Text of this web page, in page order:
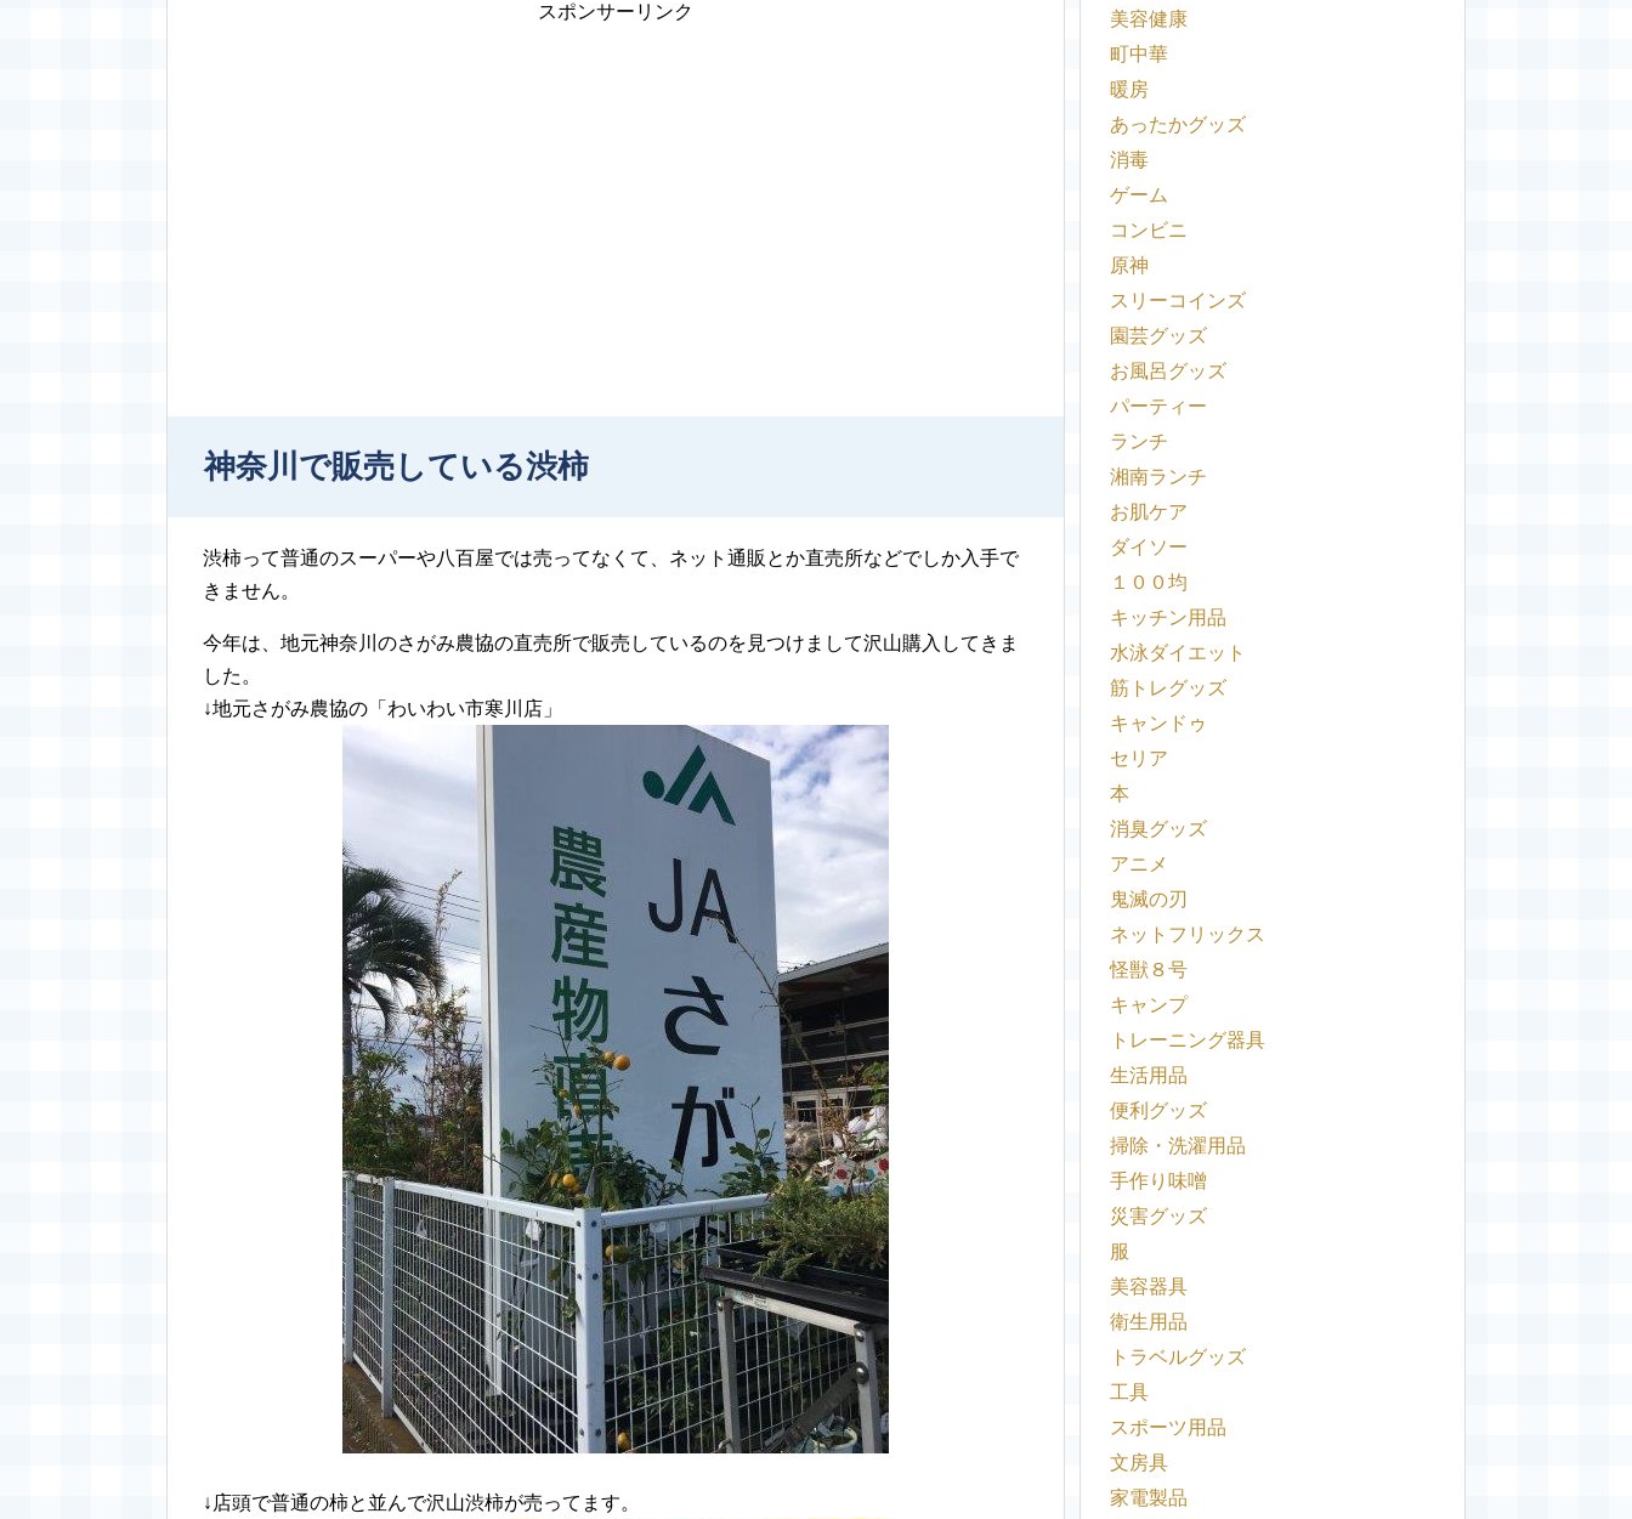
スポンサーリンク
神奈川で販売している渋柿
渋柿って普通のスーパーや八百屋では売ってなくて、ネット通販とか直売所などでしか入手で
きません。
今年は、地元神奈川のさがみ農協の直売所で販売しているのを見つけまして沢山購入してきま
した。
↓地元さがみ農協の「わいわい市寒川店」
↓店頭で普通の柿と並んで沢山渋柿が売ってます。
美容健康
町中華
暖房
あったかグッズ
消毒
ゲーム
コンビニ
原神
スリーコインズ
園芸グッズ
お風呂グッズ
パーティー
ランチ
湘南ランチ
お肌ケア
ダイソー
１００均
キッチン用品
水泳ダイエット
筋トレグッズ
キャンドゥ
セリア
本
消臭グッズ
アニメ
鬼滅の刃
ネットフリックス
怪獣８号
キャンプ
トレーニング器具
生活用品
便利グッズ
掃除・洗濯用品
手作り味噌
災害グッズ
服
美容器具
衛生用品
トラベルグッズ
工具
スポーツ用品
文房具
家電製品